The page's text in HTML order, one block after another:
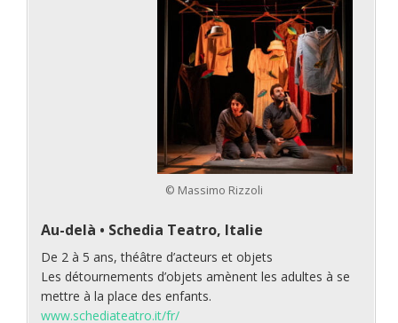
© Massimo Rizzoli
Au-delà • Schedia Teatro, Italie
De 2 à 5 ans, théâtre d’acteurs et objets
Les détournements d’objets amènent les adultes à se
mettre à la place des enfants.
www.schediateatro.it/fr/